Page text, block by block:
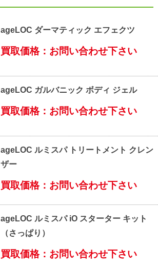
ageLOC ダーマティック エフェクツ
買取価格：お問い合わせ下さい
ageLOC ガルバニック ボディ ジェル
買取価格：お問い合わせ下さい
ageLOC ルミスパ トリートメント クレン
ザー
買取価格：お問い合わせ下さい
ageLOC ルミスパ iO スターター キット
（さっぱり）
買取価格：お問い合わせ下さい